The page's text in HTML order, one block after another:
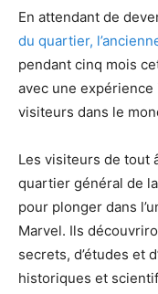
En attendant de
du quartier,
pendant cinq mois
avec une
visiteurs dans le
Les visiteurs de tout
quartier général de
pour plonger dans
Marvel. Ils
secrets, d’études et
historiques et